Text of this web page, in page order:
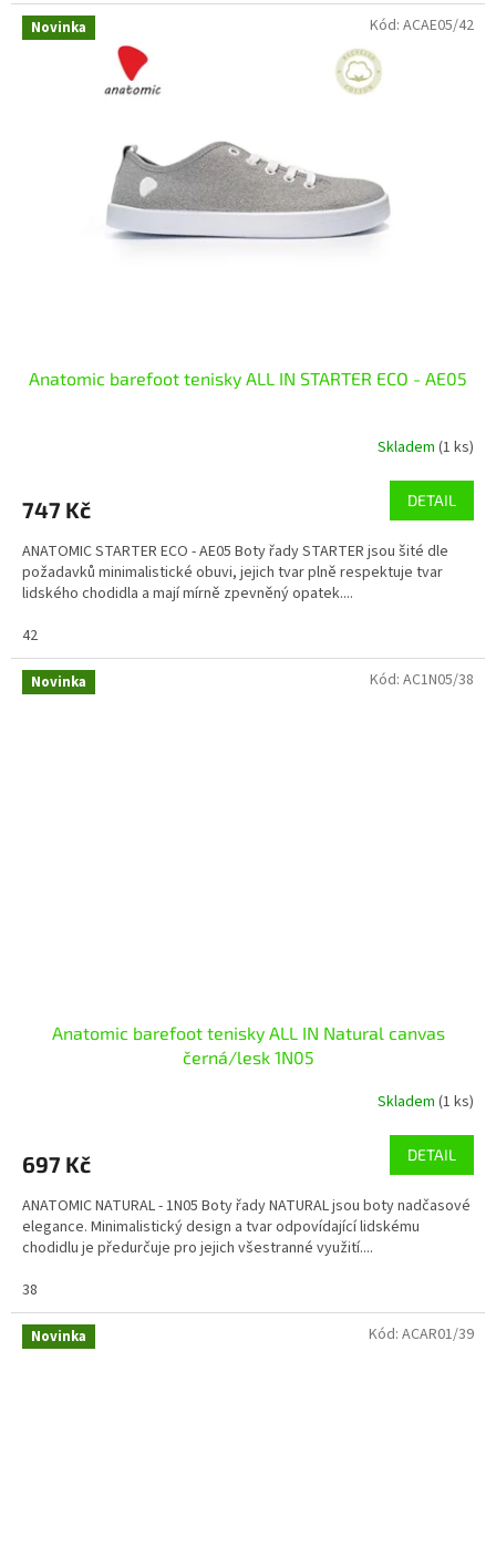
Novinka
Anatomic barefoot tenisky ALL IN STARTER ECO - AE05
Skladem (1 ks)
747 Kč DETAIL
ANATOMIC STARTER ECO - AE05 Boty řady STARTER jsou šité dle
požadavků minimalistické obuvi, jejich tvar plně respektuje tvar
lidského chodidla a mají mírně zpevněný opatek....
42
Kód: ACAE05/42
Novinka
Anatomic barefoot tenisky ALL IN Natural canvas
černá/lesk 1N05
Skladem (1 ks)
697 Kč DETAIL
ANATOMIC NATURAL - 1N05 Boty řady NATURAL jsou boty nadčasové
elegance. Minimalistický design a tvar odpovídající lidskému
chodidlu je předurčuje pro jejich všestranné využití....
38
Kód: AC1N05/38
Novinka Kód: ACAR01/39